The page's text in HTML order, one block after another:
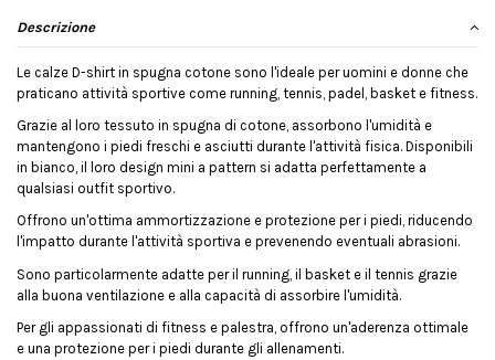
Descrizione
Le calze D-shirt in spugna cotone sono l'ideale per uomini e donne che
praticano attività sportive come running, tennis, padel, basket e fitness.
Grazie al loro tessuto in spugna di cotone, assorbono l'umidità e
mantengono i piedi freschi e asciutti durante l'attività fisica. Disponibili
in bianco, il loro design mini a pattern si adatta perfettamente a
qualsiasi outfit sportivo.
Offrono un'ottima ammortizzazione e protezione per i piedi, riducendo
l'impatto durante l'attività sportiva e prevenendo eventuali abrasioni.
Sono particolarmente adatte per il running, il basket e il tennis grazie
alla buona ventilazione e alla capacità di assorbire l'umidità.
Per gli appassionati di fitness e palestra, offrono un'aderenza ottimale
e una protezione per i piedi durante gli allenamenti.